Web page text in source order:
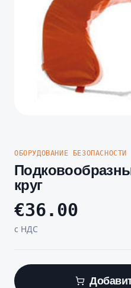
ОБОРУДОВАНИЕ БЕЗОПАСНОСТИ
круг
€36.00
с НДС